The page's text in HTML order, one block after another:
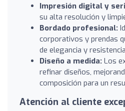
Impresión digital y
su alta resolución y
Bordado profesional:
corporativos y prendas
de elegancia y
Diseño a medida: Los
refinar diseños,
composición para un
Atención al cliente